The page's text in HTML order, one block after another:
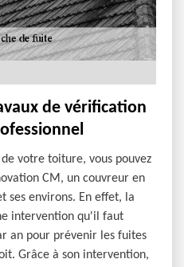
de vérification
votre toiture, vous pouvez
CM, un couvreur en
ses environs. En effet, la
intervention qu'il faut
an pour prévenir les fuites
Grâce à son intervention,